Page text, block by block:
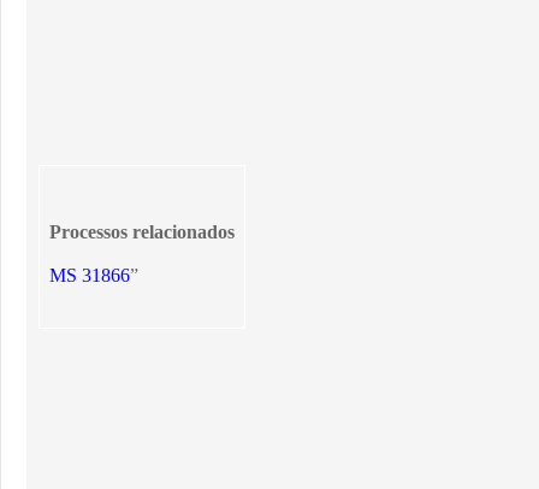
Processos relacionados
MS 31866”